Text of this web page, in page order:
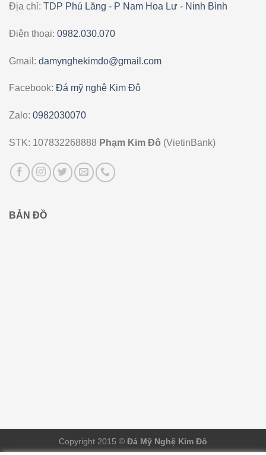
Địa chỉ: TDP Phú Lăng - P Nam Hoa Lư - Ninh Bình
Điện thoại: 0982.030.070
Gmail: damynghekimdo@gmail.com
Facebook: Đá mỹ nghệ Kim Đô
Zalo: 0982030070
STK: 107832268888 Phạm Kim Đô (VietinBank)
BẢN ĐỒ
Copyright 2015 © Đá Mỹ Nghệ Kim Đô